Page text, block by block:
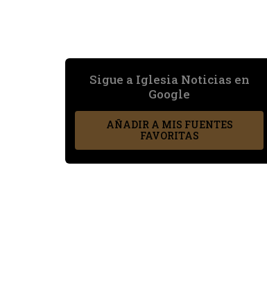
Sigue a Iglesia Noticias en
Google
AÑADIR A MIS FUENTES
FAVORITAS